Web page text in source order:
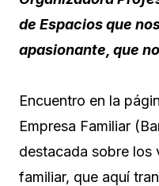
de Espacios que
apasionante, que
Encuentro en la
Empresa Familiar
destacada sobre los
familiar, que aquí